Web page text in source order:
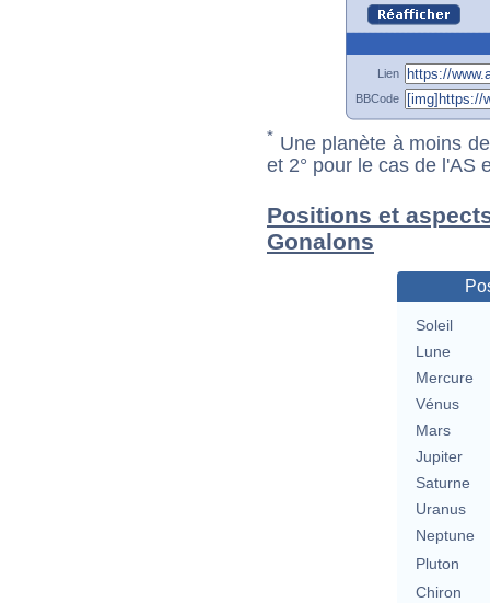
Lien
BBCode
* Une planète à moins
et 2° pour le cas de l'AS
Positions et
Gonalons
Soleil
Lune
Mercure
Vénus
Mars
Jupiter
Saturne
Uranus
Neptune
Pluton
Chiron